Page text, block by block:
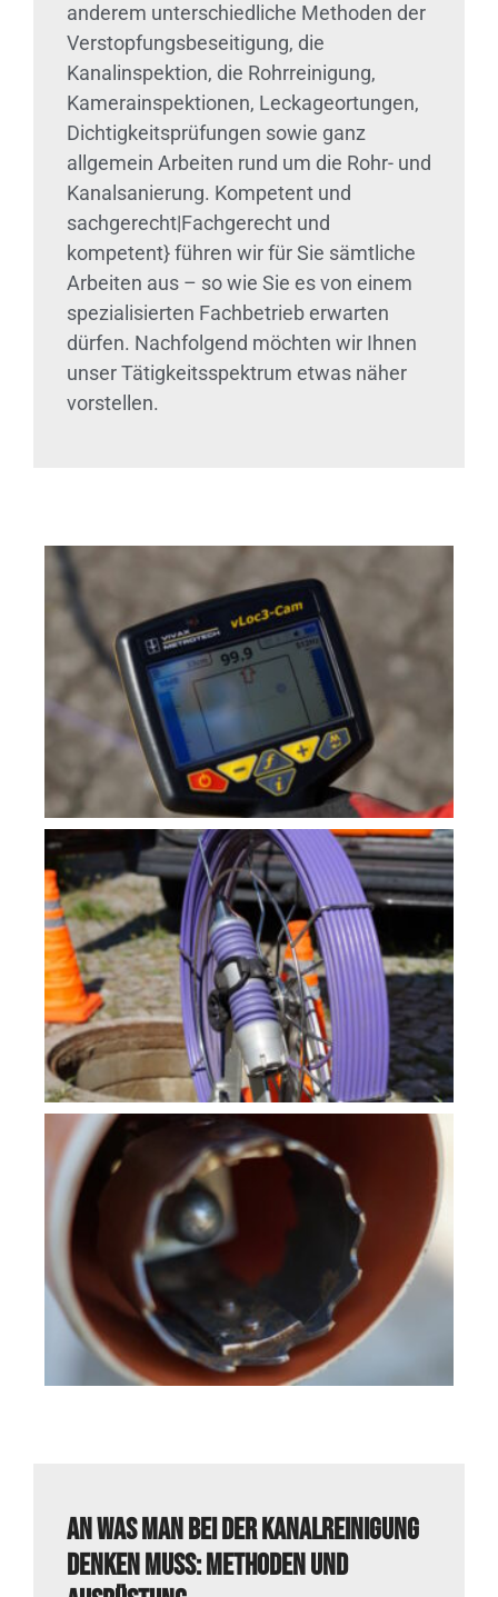
anderem unterschiedliche Methoden der
Verstopfungsbeseitigung, die
Kanalinspektion, die Rohrreinigung,
Kamerainspektionen, Leckageortungen,
Dichtigkeitsprüfungen sowie ganz
allgemein Arbeiten rund um die Rohr- und
Kanalsanierung. Kompetent und
sachgerecht|Fachgerecht und
kompetent} führen wir für Sie sämtliche
Arbeiten aus – so wie Sie es von einem
spezialisierten Fachbetrieb erwarten
dürfen. Nachfolgend möchten wir Ihnen
unser Tätigkeitsspektrum etwas näher
vorstellen.
An was man bei der Kanalreinigung
denken muss: Methoden und